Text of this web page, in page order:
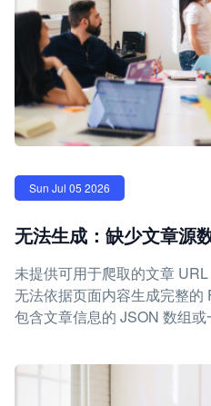
Sun Jul 05 2026
无法生成：缺少文章源
未提供可用于爬取的文章
无法依据页面内容生成完整的
包含文章信息的 JSON 数组或